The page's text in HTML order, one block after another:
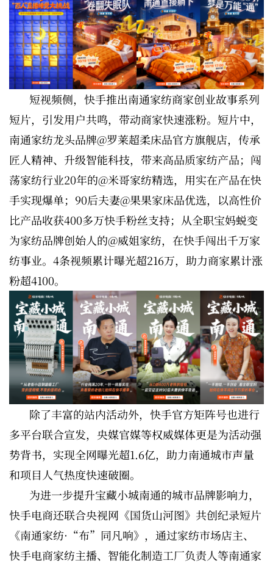
短视频侧，快手推出南通家纺商家创业故事系列
短片，引发用户共鸣，带动商家快速涨粉。短片中，
南通家纺龙头品牌@罗莱超柔床品官方旗舰店，传承
匠人精神、升级智能科技，带来高品质家纺产品；闯
荡家纺行业20年的@米哥家纺精选，用实在产品在快
手实现爆单；90后夫妻@果果家床品优选，以高性价
比产品收获400多万快手粉丝支持；从全职宝妈蜕变
为家纺品牌创始人的@威姐家纺，在快手闯出千万家
纺事业。4条视频累计曝光超216万，助力商家累计涨
粉超4100。
除了丰富的站内活动外，快手官方矩阵号也进行
多平台联合宣发，央媒官媒等权威媒体更是为活动强
势背书，实现全网曝光超1.6亿，助力南通城市声量
和项目人气热度快速破圈。
为进一步提升宝藏小城南通的城市品牌影响力，
快手电商还联合央视网《国货山河图》共创纪录短片
《南通家纺·“布”同凡响》，通过家纺市场店主、
快手电商家纺主播、智能化制造工厂负责人等南通家